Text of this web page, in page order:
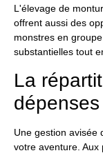
L'élevage de
offrent aussi des
monstres en
substantielles tout
La
Une gestion avisée
votre aventure. Aux